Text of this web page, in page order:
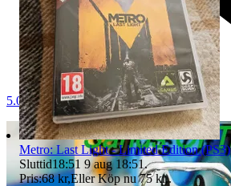
5.0
Metro: Last Light - Limited Edition (PS3)
Sluttid18:51 9 aug 18:51.
Pris:68 kr,Eller Köp nu 75 kr,.